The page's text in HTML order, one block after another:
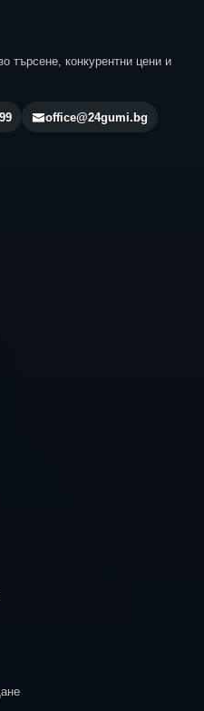
търсене, конкурентни цени и
office@24gumi.bg